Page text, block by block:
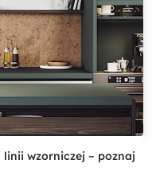
linii wzorniczej – poznaj